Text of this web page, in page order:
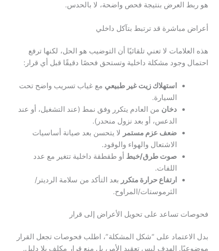
هو ربط العرض بنتيجة فحص واضحة، لا بالحدس.
أعراض مباشرة قد ترتبط بتآكل داخلي
هذه العلامات لا تعني تلقائيًا أن التوضيب هو الحل، لكنها ترفع
احتمال وجود مشكلة داخلية وتستحق فحصًا دقيقًا قبل أي قرار:
استهلاك زيت غير طبيعي مع غياب تسريب واضح تحت
السيارة.
دخان من العادم يتكرر وفق نمط (عند التشغيل، أو عند
الدعس، أو بعد نزول منحدر).
ضعف عزم مستمر لا يتحسن بعد صيانة أساسيات
الاشتعال والهواء والوقود.
صوت طرق/خبط أو طقطقة داخلية تتغير مع عدد
اللفات.
ارتفاع حرارة متكرر بعد التأكد من سلامة الرديتر/
الثرموستات/المراوح.
فحوصات تساعد على تحويل الأعراض إلى قرار
بدل الاعتماد على “شكل المشكلة”، اطلب فحوصات تجعل القرار
موضوعيًا. الهدف ليس تعقيد الأمر، بل منع قرار مكلف بلا دليل.